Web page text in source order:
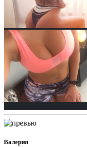
Валерия